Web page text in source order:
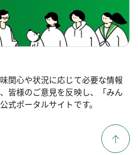
関心や状況に応じて必要な情報
皆様のご意見を反映し、「みん
式ポータルサイトです。